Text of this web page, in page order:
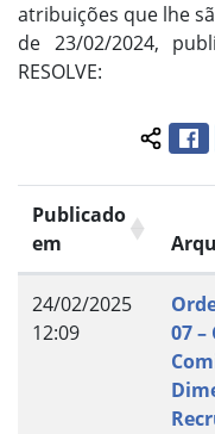
atribuições que lhe
de 23/02/2024,
RESOLVE:
Publicado
em
24/02/2025
12:09
07 –